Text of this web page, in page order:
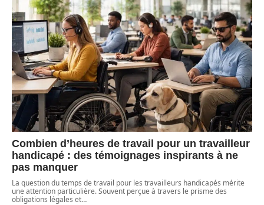
Combien d’heures de travail pour un travailleur
handicapé : des témoignages inspirants à ne
pas manquer
La question du temps de travail pour les travailleurs handicapés mérite
une attention particulière. Souvent perçue à travers le prisme des
obligations légales et…